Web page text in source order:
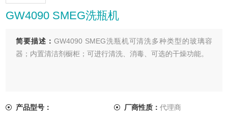
GW4090 SMEG洗瓶机
简要描述： GW4090 SMEG洗瓶机可清洗多种类型的玻璃容
器；内置清洁剂橱柜；可进行清洗、消毒、可选的干燥功能。
产品型号： 厂商性质： 代理商